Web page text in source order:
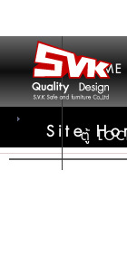
HOME
ตู้
Site